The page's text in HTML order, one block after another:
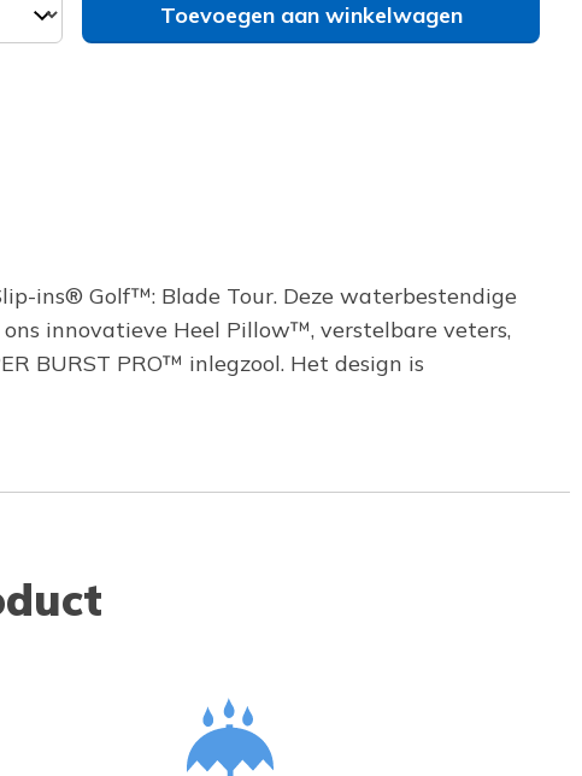
Toevoegen aan winkelwagen
ins® Golf™: Blade Tour. Deze waterbestendige
innovatieve Heel Pillow™, verstelbare veters,
BURST PRO™ inlegzool. Het design is